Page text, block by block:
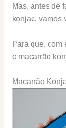
Mas, antes de
konjac, vamos
Para que, com
o macarrão
Macarrão